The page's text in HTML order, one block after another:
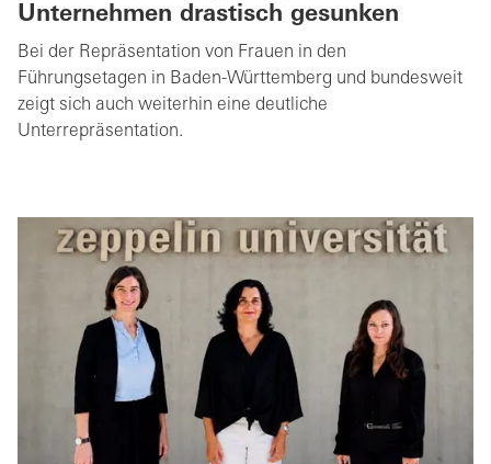
Unternehmen drastisch gesunken
Bei der Repräsentation von Frauen in den
Führungsetagen in Baden-Württemberg und bundesweit
zeigt sich auch weiterhin eine deutliche
Unterrepräsentation.